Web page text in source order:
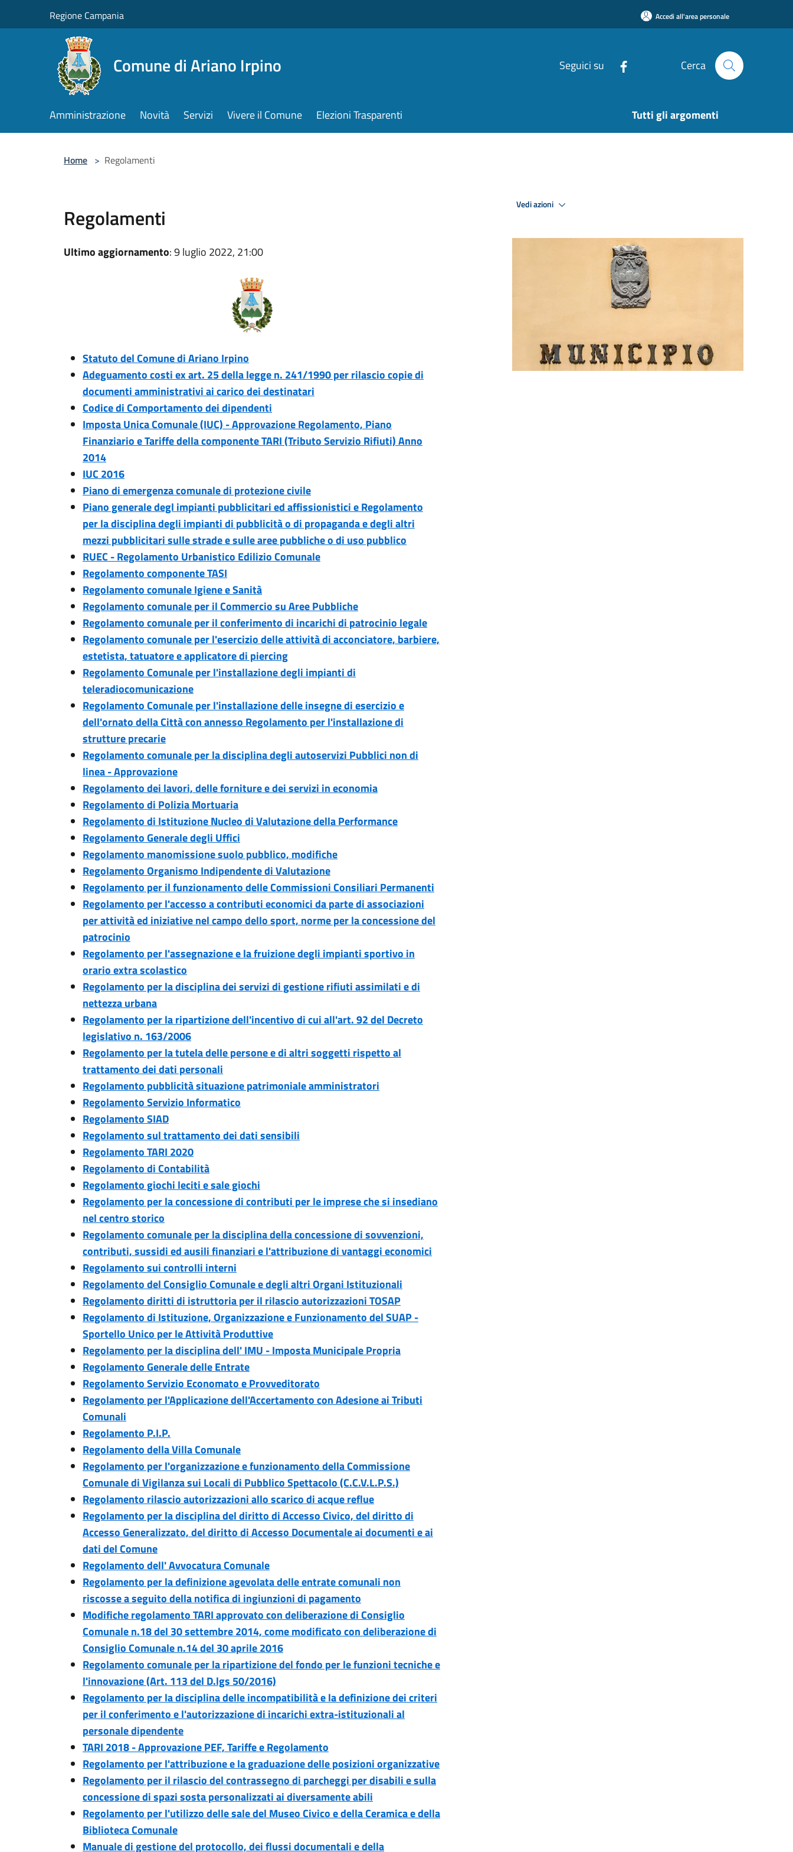
Regione Campania Accedi all'area personale
Comune di Ariano Irpino Seguici su Cerca
Amministrazione Novità Servizi Vivere il Comune Elezioni Trasparenti Tutti gli argomenti
Home > Regolamenti
Regolamenti
Ultimo aggiornamento: 9 luglio 2022, 21:00
Statuto del Comune di Ariano Irpino
Adeguamento costi ex art. 25 della legge n. 241/1990 per rilascio copie di
documenti amministrativi ai carico dei destinatari
Codice di Comportamento dei dipendenti
Imposta Unica Comunale (IUC) - Approvazione Regolamento, Piano
Finanziario e Tariffe della componente TARI (Tributo Servizio Rifiuti) Anno
2014
IUC 2016
Piano di emergenza comunale di protezione civile
Piano generale degl impianti pubblicitari ed affissionistici e Regolamento
per la disciplina degli impianti di pubblicità o di propaganda e degli altri
mezzi pubblicitari sulle strade e sulle aree pubbliche o di uso pubblico
RUEC - Regolamento Urbanistico Edilizio Comunale
Regolamento componente TASI
Regolamento comunale Igiene e Sanità
Regolamento comunale per il Commercio su Aree Pubbliche
Regolamento comunale per il conferimento di incarichi di patrocinio legale
Regolamento comunale per l'esercizio delle attività di acconciatore, barbiere,
estetista, tatuatore e applicatore di piercing
Regolamento Comunale per l'installazione degli impianti di
teleradiocomunicazione
Regolamento Comunale per l'installazione delle insegne di esercizio e
dell'ornato della Città con annesso Regolamento per l'installazione di
strutture precarie
Regolamento comunale per la disciplina degli autoservizi Pubblici non di
linea - Approvazione
Regolamento dei lavori, delle forniture e dei servizi in economia
Regolamento di Polizia Mortuaria
Regolamento di Istituzione Nucleo di Valutazione della Performance
Regolamento Generale degli Uffici
Regolamento manomissione suolo pubblico, modifiche
Regolamento Organismo Indipendente di Valutazione
Regolamento per il funzionamento delle Commissioni Consiliari Permanenti
Regolamento per l'accesso a contributi economici da parte di associazioni
per attività ed iniziative nel campo dello sport, norme per la concessione del
patrocinio
Regolamento per l'assegnazione e la fruizione degli impianti sportivo in
orario extra scolastico
Regolamento per la disciplina dei servizi di gestione rifiuti assimilati e di
nettezza urbana
Regolamento per la ripartizione dell'incentivo di cui all'art. 92 del Decreto
legislativo n. 163/2006
Regolamento per la tutela delle persone e di altri soggetti rispetto al
trattamento dei dati personali
Regolamento pubblicità situazione patrimoniale amministratori
Regolamento Servizio Informatico
Regolamento SIAD
Regolamento sul trattamento dei dati sensibili
Regolamento TARI 2020
Regolamento di Contabilità
Regolamento giochi leciti e sale giochi
Regolamento per la concessione di contributi per le imprese che si insediano
nel centro storico
Regolamento comunale per la disciplina della concessione di sovvenzioni,
contributi, sussidi ed ausili finanziari e l'attribuzione di vantaggi economici
Regolamento sui controlli interni
Regolamento del Consiglio Comunale e degli altri Organi Istituzionali
Regolamento diritti di istruttoria per il rilascio autorizzazioni TOSAP
Regolamento di Istituzione, Organizzazione e Funzionamento del SUAP -
Sportello Unico per le Attività Produttive
Regolamento per la disciplina dell' IMU - Imposta Municipale Propria
Regolamento Generale delle Entrate
Regolamento Servizio Economato e Provveditorato
Regolamento per l'Applicazione dell'Accertamento con Adesione ai Tributi
Comunali
Regolamento P.I.P.
Regolamento della Villa Comunale
Regolamento per l'organizzazione e funzionamento della Commissione
Comunale di Vigilanza sui Locali di Pubblico Spettacolo (C.C.V.L.P.S.)
Regolamento rilascio autorizzazioni allo scarico di acque reflue
Regolamento per la disciplina del diritto di Accesso Civico, del diritto di
Accesso Generalizzato, del diritto di Accesso Documentale ai documenti e ai
dati del Comune
Regolamento dell' Avvocatura Comunale
Regolamento per la definizione agevolata delle entrate comunali non
riscosse a seguito della notifica di ingiunzioni di pagamento
Modifiche regolamento TARI approvato con deliberazione di Consiglio
Comunale n.18 del 30 settembre 2014, come modificato con deliberazione di
Consiglio Comunale n.14 del 30 aprile 2016
Regolamento comunale per la ripartizione del fondo per le funzioni tecniche e
l'innovazione (Art. 113 del D.lgs 50/2016)
Regolamento per la disciplina delle incompatibilità e la definizione dei criteri
per il conferimento e l'autorizzazione di incarichi extra-istituzionali al
personale dipendente
TARI 2018 - Approvazione PEF, Tariffe e Regolamento
Regolamento per l'attribuzione e la graduazione delle posizioni organizzative
Regolamento per il rilascio del contrassegno di parcheggi per disabili e sulla
concessione di spazi sosta personalizzati ai diversamente abili
Regolamento per l'utilizzo delle sale del Museo Civico e della Ceramica e della
Biblioteca Comunale
Manuale di gestione del protocollo, dei flussi documentali e della
Vedi azioni